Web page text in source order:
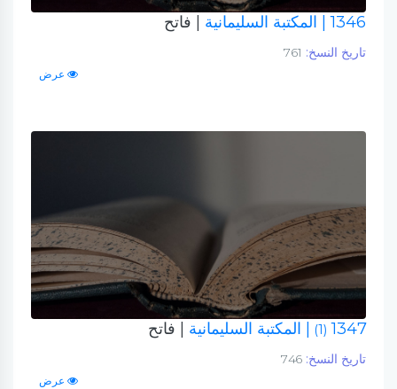
1346 | المكتبة السليمانية | فاتح
تاريخ النسخ:
عرض
1347
(1) | المكتبة السليمانية | فاتح
تاريخ النسخ:
عرض